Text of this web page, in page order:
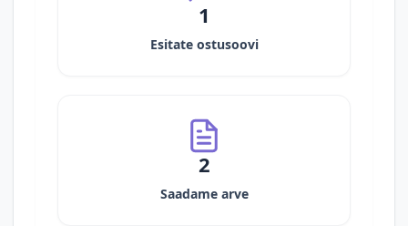
1
Esitate ostusoovi
2
Saadame arve